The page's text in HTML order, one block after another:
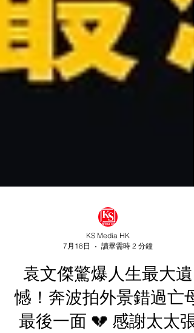
KS Media HK
7月18日
讀畢需時 2 分鐘
袁文傑驚爆人生最大遺